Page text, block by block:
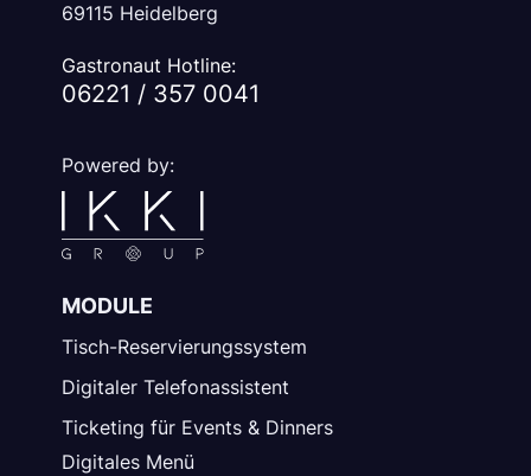
69115 Heidelberg
Gastronaut Hotline:
06221 / 357 0041
Powered by:
MODULE
Tisch-Reservierungssystem
Digitaler Telefonassistent
Ticketing für Events & Dinners
Digitales Menü